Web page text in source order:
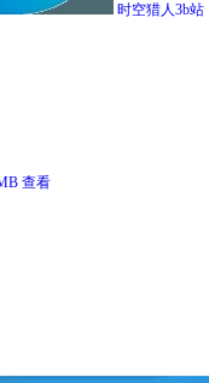
时空猎人3b站
查看